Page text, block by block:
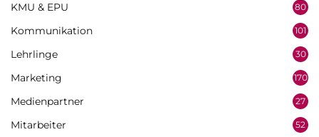
KMU & EPU 80
Kommunikation 101
Lehrlinge 30
Marketing 170
Medienpartner 27
Mitarbeiter 52